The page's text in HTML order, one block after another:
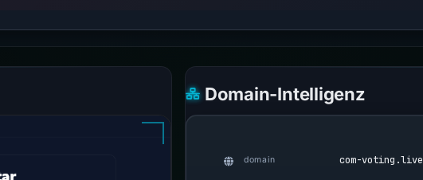
Domain-Intelligenz
domain com-voting.live